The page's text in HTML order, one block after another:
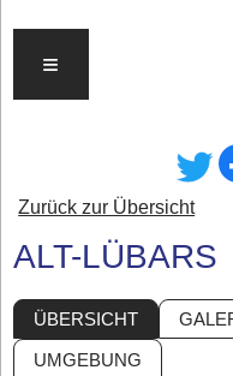
≡
Zurück zur Übersicht
ALT-LÜBARS
ÜBERSICHT
UMGEBUNG